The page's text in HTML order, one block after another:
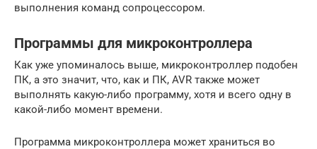
выполнения команд сопроцессором.
Программы для микроконтроллера
Как уже упоминалось выше, микроконтроллер подобен
ПК, а это значит, что, как и ПК, AVR также может
выполнять какую-либо программу, хотя и всего одну в
какой-либо момент времени.
Программа микроконтроллера может храниться во